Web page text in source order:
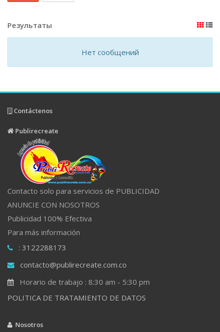
Результаты
Нет сообщений
Contáctenos
Publirecreate
Contacto solo para servicios de PUBLICIDAD
ANUNCIE CON NOSOTROS
Publicidad 100% Efectiva
Para más información
: 3122288173
contacto@publirecreate.com.co
Horario de trabajo : 8:30 am - 5:30 pm
POLITICA DE TRATAMIENTO DE DATOS
Nosotros